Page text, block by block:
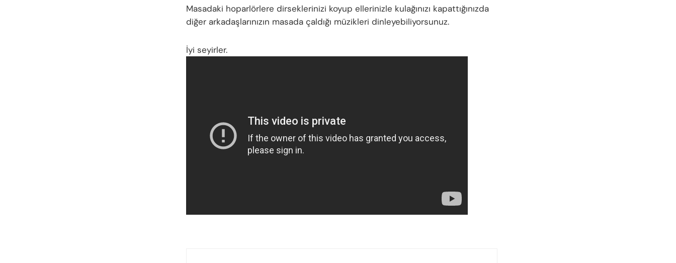
Masadaki hoparlörlere dirseklerinizi koyup ellerinizle kulağınızı kapattığınızda
diğer arkadaşlarınızın masada çaldığı müzikleri dinleyebiliyorsunuz.
İyi seyirler.